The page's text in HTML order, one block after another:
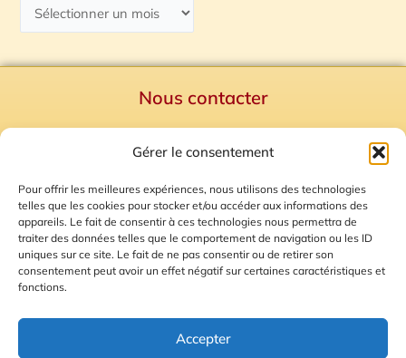
Gérer le consentement
Pour offrir les meilleures expériences, nous utilisons des technologies
telles que les cookies pour stocker et/ou accéder aux informations des
appareils. Le fait de consentir à ces technologies nous permettra de
traiter des données telles que le comportement de navigation ou les ID
uniques sur ce site. Le fait de ne pas consentir ou de retirer son
consentement peut avoir un effet négatif sur certaines caractéristiques et
fonctions.
Accepter
Nous contacter
Mentions Légales
Plan du site
Gestion des Cookies